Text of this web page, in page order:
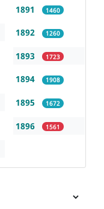
1891 1460
1892 1260
1893 1723
1894 1908
1895 1672
1896 1561